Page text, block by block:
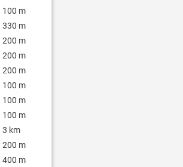
100 m
330 m
200 m
200 m
200 m
100 m
100 m
100 m
3 km
200 m
400 m